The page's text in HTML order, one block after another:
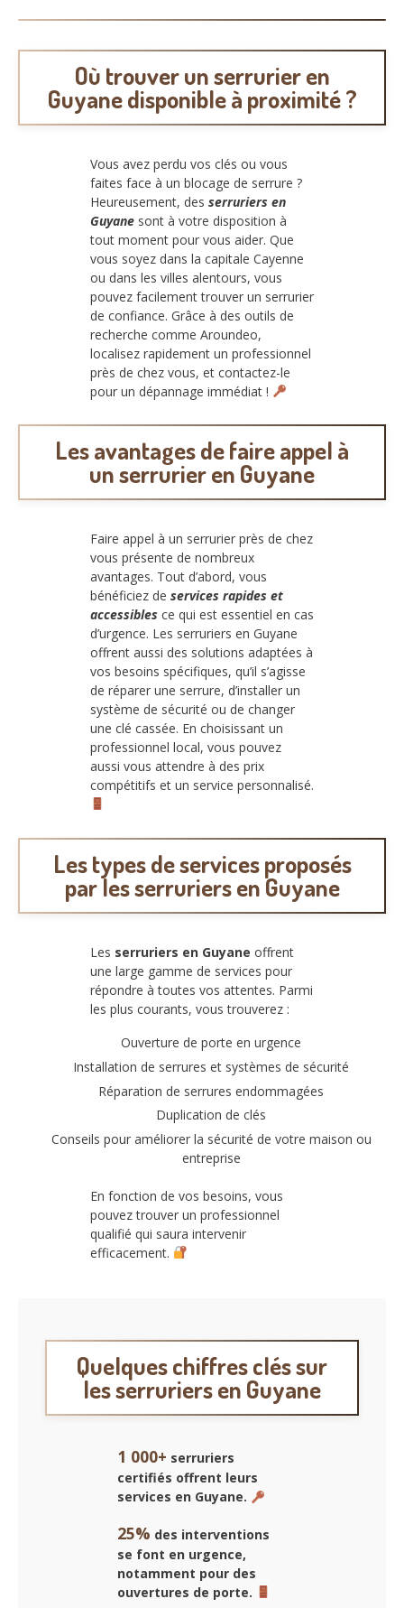
Où trouver un serrurier en
Guyane disponible à proximité ?
Vous avez perdu vos clés ou vous
faites face à un blocage de serrure ?
Heureusement, des serruriers en
Guyane sont à votre disposition à
tout moment pour vous aider. Que
vous soyez dans la capitale Cayenne
ou dans les villes alentours, vous
pouvez facilement trouver un serrurier
de confiance. Grâce à des outils de
recherche comme Aroundeo,
localisez rapidement un professionnel
près de chez vous, et contactez-le
pour un dépannage immédiat !
Les avantages de faire appel à
un serrurier en Guyane
Faire appel à un serrurier près de chez
vous présente de nombreux
avantages. Tout d’abord, vous
bénéficiez de services rapides et
accessibles ce qui est essentiel en cas
d’urgence. Les serruriers en Guyane
offrent aussi des solutions adaptées à
vos besoins spécifiques, qu’il s’agisse
de réparer une serrure, d’installer un
système de sécurité ou de changer
une clé cassée. En choisissant un
professionnel local, vous pouvez
aussi vous attendre à des prix
compétitifs et un service personnalisé.
Les types de services proposés
par les serruriers en Guyane
Les serruriers en Guyane offrent
une large gamme de services pour
répondre à toutes vos attentes. Parmi
les plus courants, vous trouverez :
Ouverture de porte en urgence
Installation de serrures et systèmes de sécurité
Réparation de serrures endommagées
Duplication de clés
Conseils pour améliorer la sécurité de votre maison ou
entreprise
En fonction de vos besoins, vous
pouvez trouver un professionnel
qualifié qui saura intervenir
efficacement.
Quelques chiffres clés sur
les serruriers en Guyane
1 000+ serruriers
certifiés offrent leurs
services en Guyane.
25% des interventions
se font en urgence,
notamment pour des
ouvertures de porte.